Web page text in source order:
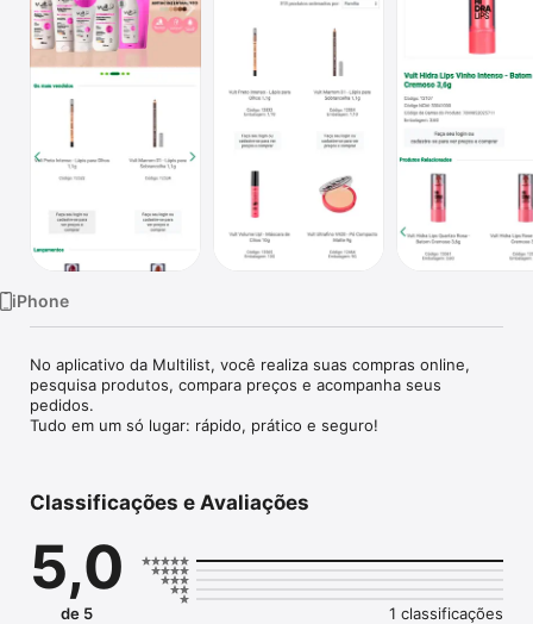
TV
iPhone
No aplicativo da Multilist, você realiza suas compras online,
pesquisa produtos, compara preços e acompanha seus
pedidos.
Tudo em um só lugar: rápido, prático e seguro!
Classificações e Avaliações
5,0
de 5 1 classificações